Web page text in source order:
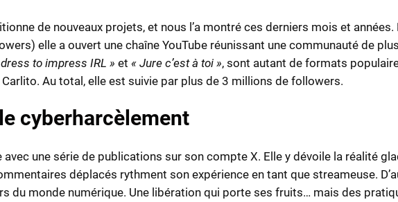
de nouveaux projets, et nous l’a montré ces derniers mois et
elle a ouvert une chaîne YouTube réunissant une communauté de
to impress IRL » et « Jure c’est à toi », sont autant de formats
Au total, elle est suivie par plus de 3 millions de followers.
cyberharcèlement
une série de publications sur son compte X. Elle y dévoile la réalité
déplacés rythment son expérience en tant que streameuse.
du monde numérique. Une libération qui porte ses fruits… mais des